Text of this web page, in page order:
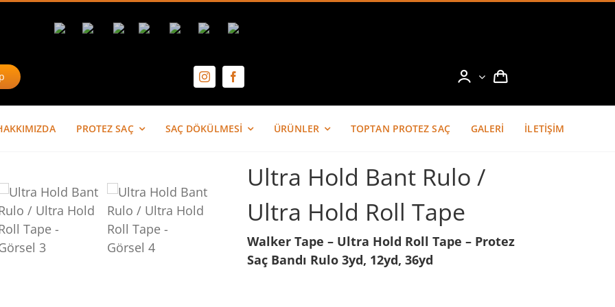
PROTEZ SAÇ SAÇ DÖKÜLMESİ ÜRÜNLER TOPTAN PROTEZ SAÇ GALERİ İLETİŞİM
Ultra Hold Bant Rulo /
Ultra Hold Roll Tape
Walker Tape – Ultra Hold Roll Tape – Protez
Saç Bandı Rulo 3yd, 12yd, 36yd